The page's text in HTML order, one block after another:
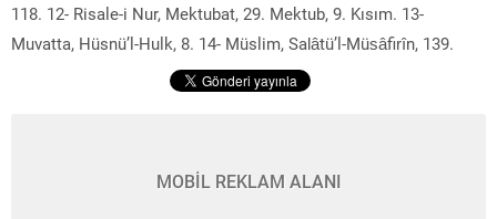
118. 12- Risale-i Nur, Mektubat, 29. Mektub, 9. Kısım. 13-
Muvatta, Hüsnü’l-Hulk, 8. 14- Müslim, Salâtü’l-Müsâfirîn, 139.
MOBİL REKLAM ALANI